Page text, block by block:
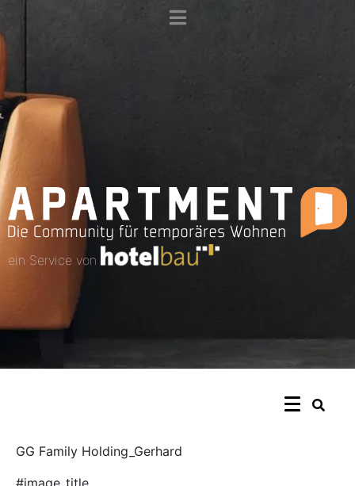
ein Service von
GG Family Holding_Gerhard